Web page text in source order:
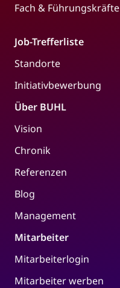
Fach & Führungskräfte
Job-Trefferliste
Standorte
Initiativbewerbung
Über BUHL
Vision
Chronik
Referenzen
Blog
Management
Mitarbeiter
Mitarbeiterlogin
Mitarbeiter werben